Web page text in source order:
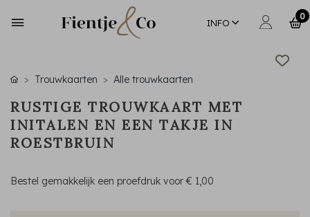
INFO
0
Trouwkaarten Alle trouwkaarten
RUSTIGE TROUWKAART MET
INITALEN EN EEN TAKJE IN
ROESTBRUIN
Bestel gemakkelijk een proefdruk voor€ 1,00